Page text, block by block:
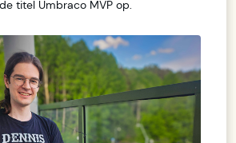
titel Umbraco MVP op.